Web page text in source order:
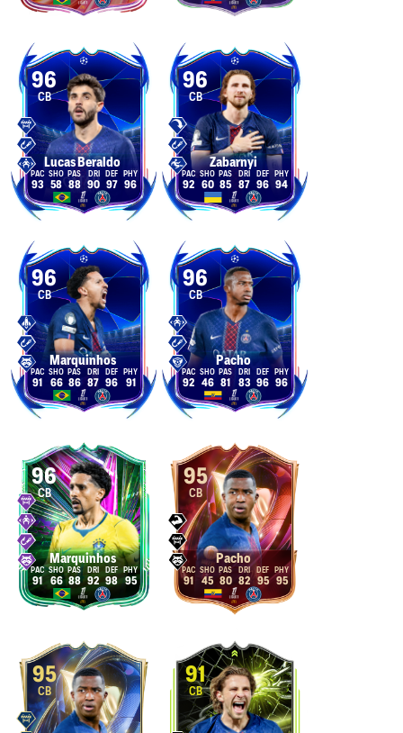
96
CB
Lucas Beraldo
93 58 88 90 97 96
96
CB
Zabarnyi
92 60 85 87 96 94
96
CB
Marquinhos
91 66 86 87 96 91
96
CB
Pacho
92 46 81 83 96 96
96
CB
Marquinhos
91 66 88 92 98 95
95
CB
Pacho
91 45 80 82 95 95
95
CB
91
CB